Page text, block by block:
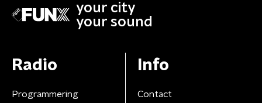
your city
your sound
Radio
Programmering
Info
Contact